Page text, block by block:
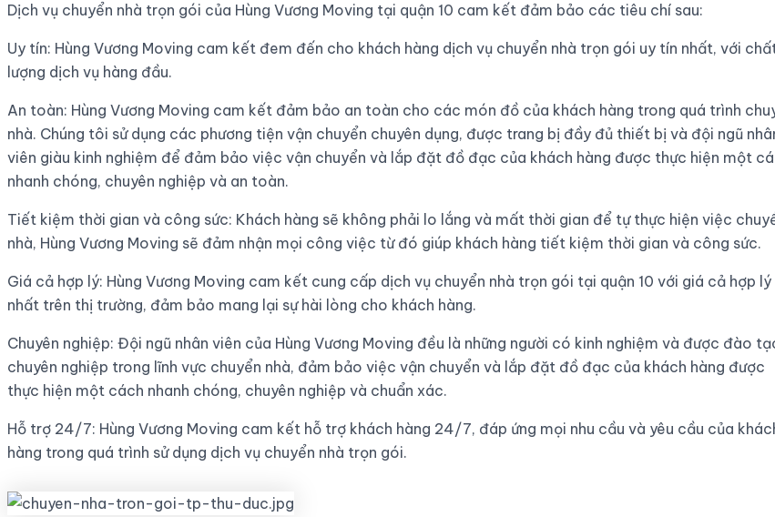
Dịch vụ chuyển nhà trọn gói của Hùng Vương Moving tại quận 10 cam kết đảm bảo các tiêu chí sau:
Uy tín: Hùng Vương Moving cam kết đem đến cho khách hàng dịch vụ chuyển nhà trọn gói uy tín nhất, với
lượng dịch vụ hàng đầu.
An toàn: Hùng Vương Moving cam kết đảm bảo an toàn cho các món đồ của khách hàng trong quá trình
nhà. Chúng tôi sử dụng các phương tiện vận chuyển chuyên dụng, được trang bị đầy đủ thiết bị và đội ngũ
viên giàu kinh nghiệm để đảm bảo việc vận chuyển và lắp đặt đồ đạc của khách hàng được thực hiện một
nhanh chóng, chuyên nghiệp và an toàn.
Tiết kiệm thời gian và công sức: Khách hàng sẽ không phải lo lắng và mất thời gian để tự thực hiện việc
nhà, Hùng Vương Moving sẽ đảm nhận mọi công việc từ đó giúp khách hàng tiết kiệm thời gian và công sức.
Giá cả hợp lý: Hùng Vương Moving cam kết cung cấp dịch vụ chuyển nhà trọn gói tại quận 10 với giá cả hợp lý
nhất trên thị trường, đảm bảo mang lại sự hài lòng cho khách hàng.
Chuyên nghiệp: Đội ngũ nhân viên của Hùng Vương Moving đều là những người có kinh nghiệm và được đào
chuyên nghiệp trong lĩnh vực chuyển nhà, đảm bảo việc vận chuyển và lắp đặt đồ đạc của khách hàng được
thực hiện một cách nhanh chóng, chuyên nghiệp và chuẩn xác.
Hỗ trợ 24/7: Hùng Vương Moving cam kết hỗ trợ khách hàng 24/7, đáp ứng mọi nhu cầu và yêu cầu của
hàng trong quá trình sử dụng dịch vụ chuyển nhà trọn gói.